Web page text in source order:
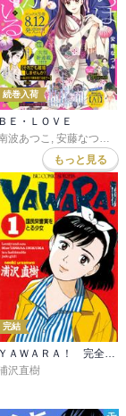
上霞,ばったん,有賀リエ
Ｌｅｅ ,山口つばさ
続巻入荷
ＢＥ・ＬＯＶＥ
波あつこ
安藤なつみ
もっと見る
完結
ＹＡＷＡＲＡ！ 完全版 デジタル Ver.
沢直樹